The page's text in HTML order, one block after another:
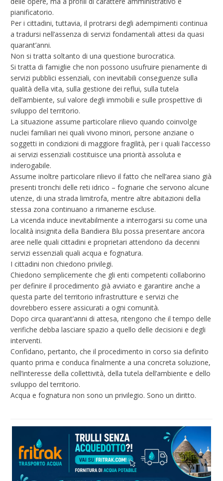
pianificatorio.
Per i cittadini, tuttavia, il protrarsi degli adempimenti continua
a tradursi nell’assenza di servizi fondamentali attesi da quasi
quarant’anni.
Non si tratta soltanto di una questione burocratica.
Si tratta di famiglie che non possono usufruire pienamente di
servizi pubblici essenziali, con inevitabili conseguenze sulla
qualità della vita, sulla gestione dei reflui, sulla tutela
dell’ambiente, sul valore degli immobili e sulle prospettive di
sviluppo del territorio.
La situazione assume particolare rilievo quando coinvolge
nuclei familiari nei quali vivono minori, persone anziane o
soggetti in condizioni di maggiore fragilità, per i quali l’accesso
ai servizi essenziali costituisce una priorità assoluta e
inderogabile.
Assume inoltre particolare rilievo il fatto che nell’area siano già
presenti tronchi delle reti idrico – fognarie che servono alcune
utenze, di una strada limitrofa, mentre altre abitazioni della
stessa zona continuano a rimanerne escluse.
La vicenda induce inevitabilmente a interrogarsi su come una
località insignita della Bandiera Blu possa presentare ancora
aree nelle quali cittadini e proprietari attendono da decenni
servizi essenziali quali acqua e fognatura.
I cittadini non chiedono privilegi.
Chiedono semplicemente che gli enti competenti collaborino
per definire il procedimento già avviato e garantire anche a
questa parte del territorio infrastrutture e servizi che
dovrebbero essere assicurati a ogni comunità.
Dopo circa quarant’anni di attesa, ritengono che il tempo delle
verifiche debba lasciare spazio a quello delle decisioni e degli
interventi.
Confidano, pertanto, che il procedimento in corso sia definito
quanto prima e conduca finalmente a una concreta soluzione,
nell’interesse della collettività, della tutela dell’ambiente e dello
sviluppo del territorio.
Acqua e fognatura non sono un privilegio. Sono un diritto.